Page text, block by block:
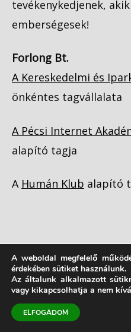
tevékenykedjenek,
emberségesek!
Forlong Bt.
A Kereskedelmi és
önkéntes tagvállalata
A Pécsi Internet
alapító tagja
A Humán Klub alapító
Copyright © 1998 -
Forlong Bt.
A weboldal megfelelő
érdekében sütiket használunk.
Az általunk alkalmazott
vagy kikapcsolhatja a nem
ELFOGADOM